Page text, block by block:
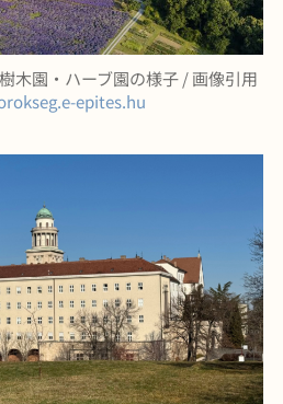
木園・ハーブ園の様子 / 画像引用
epites.hu